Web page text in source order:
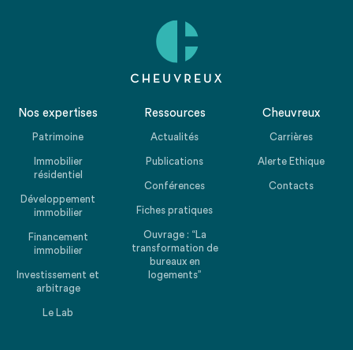
Nos expertises
Patrimoine
Immobilier
résidentiel
Développement
immobilier
Financement
immobilier
Investissement et
arbitrage
Le Lab
Ressources
Actualités
Publications
Conférences
Fiches pratiques
Ouvrage : “La
transformation de
bureaux en
logements”
Cheuvreux
Carrières
Alerte Ethique
Contacts